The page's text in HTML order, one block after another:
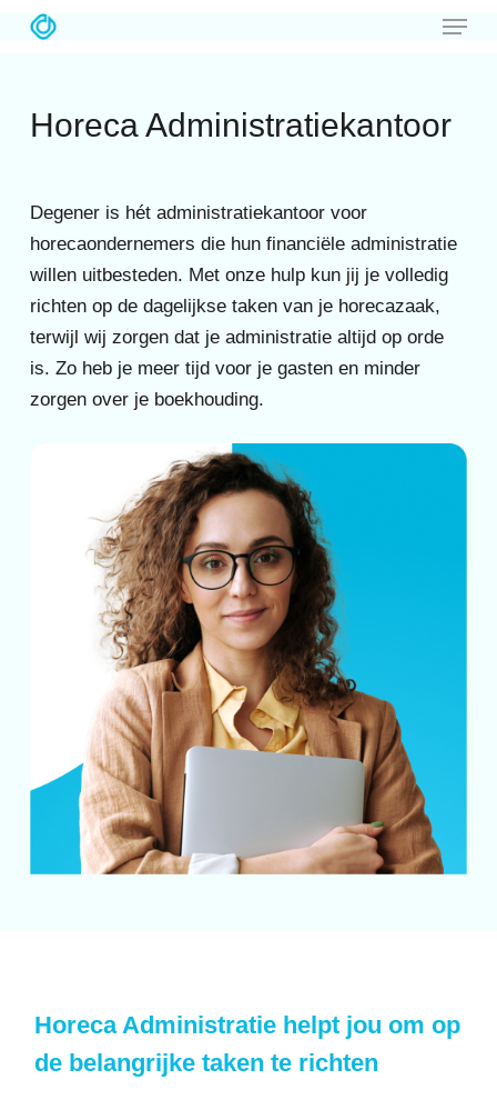
Skip
content
Menu
Horeca Administratiekantoor
Degener is hét administratiekantoor voor
horecaondernemers die hun financiële administratie
willen uitbesteden. Met onze hulp kun jij je volledig
richten op de dagelijkse taken van je horecazaak,
terwijl wij zorgen dat je administratie altijd op orde
is. Zo heb je meer tijd voor je gasten en minder
zorgen over je boekhouding.
Horeca Administratie helpt jou om op
de belangrijke taken te richten